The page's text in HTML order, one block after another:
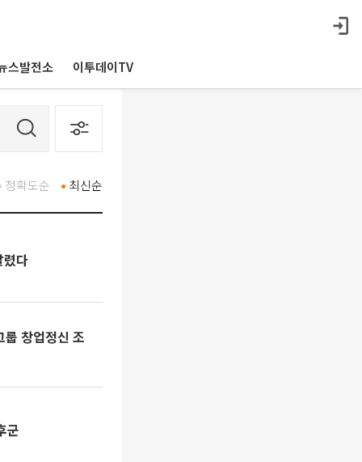
스발전소 이투데이TV
최신순
정확도순
다
창업정신 조
군